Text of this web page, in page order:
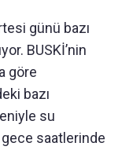
günü bazı
BUSKİ’nin
göre
bazı
su
saatlerinde